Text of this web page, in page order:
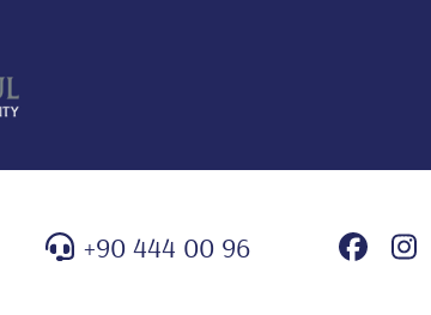
+90 444 00 96